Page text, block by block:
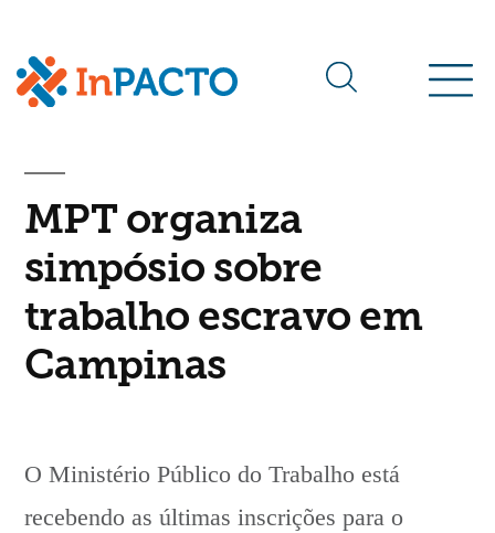
simpósio
MPT organiza
simpósio sobre
trabalho escravo em
Campinas
O Ministério Público do Trabalho está
recebendo as últimas inscrições para o